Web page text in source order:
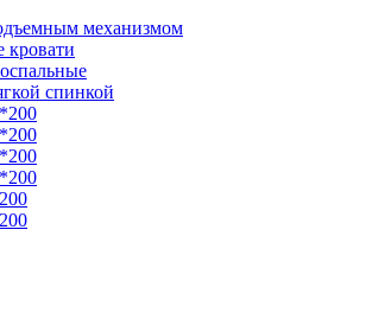
механизмом
кровати
спинкой